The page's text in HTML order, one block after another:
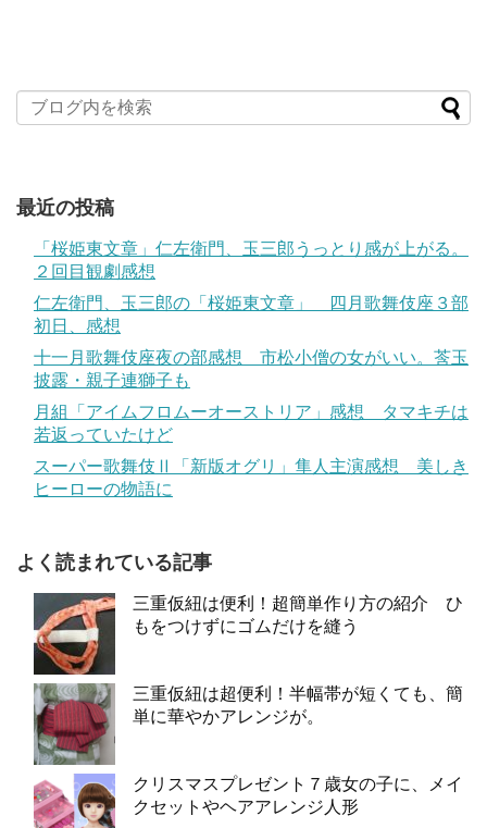
最近の投稿
「桜姫東文章」仁左衛門、玉三郎うっとり感が上がる。
２回目観劇感想
仁左衛門、玉三郎の「桜姫東文章」 四月歌舞伎座３部
初日、感想
十一月歌舞伎座夜の部感想 市松小僧の女がいい。莟玉
披露・親子連獅子も
月組「アイムフロムーオーストリア」感想 タマキチは
若返っていたけど
スーパー歌舞伎Ⅱ「新版オグリ」隼人主演感想 美しき
ヒーローの物語に
よく読まれている記事
三重仮紐は便利！超簡単作り方の紹介 ひ
もをつけずにゴムだけを縫う
三重仮紐は超便利！半幅帯が短くても、簡
単に華やかアレンジが。
クリスマスプレゼント７歳女の子に、メイ
クセットやヘアアレンジ人形